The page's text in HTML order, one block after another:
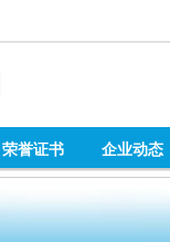
荣誉证书 企业动态